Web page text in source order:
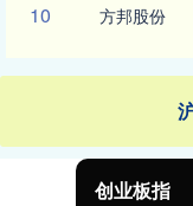
10 方邦股份
创业板指